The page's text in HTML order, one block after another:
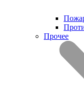
Прочее